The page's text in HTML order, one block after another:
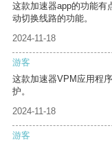
这款加速器app的功能有
动切换线路的功能。
2024-11-18
游客
这款加速器VPM应用程
护。
2024-11-18
游客